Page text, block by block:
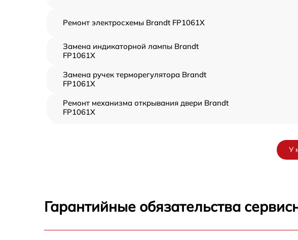
Ремонт электросхемы Brandt FP1061X
Замена индикаторной лампы Brandt
FP1061X
Замена ручек терморегулятора Brandt
FP1061X
Ремонт механизма открывания двери Brandt
FP1061X
У
Гарантийные обязательства